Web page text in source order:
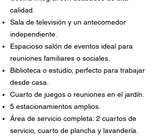
calidad.
Sala de televisión y un antecomedor
independiente.
Espacioso salón de eventos ideal para
reuniones familiares o sociales.
Biblioteca o estudio, perfecto para trabajar
desde casa.
Cuarto de juegos o reuniones en el jardín.
5 estacionamientos amplios.
Área de servicio completa: 2 cuartos de
servicio, cuarto de plancha y lavandería.